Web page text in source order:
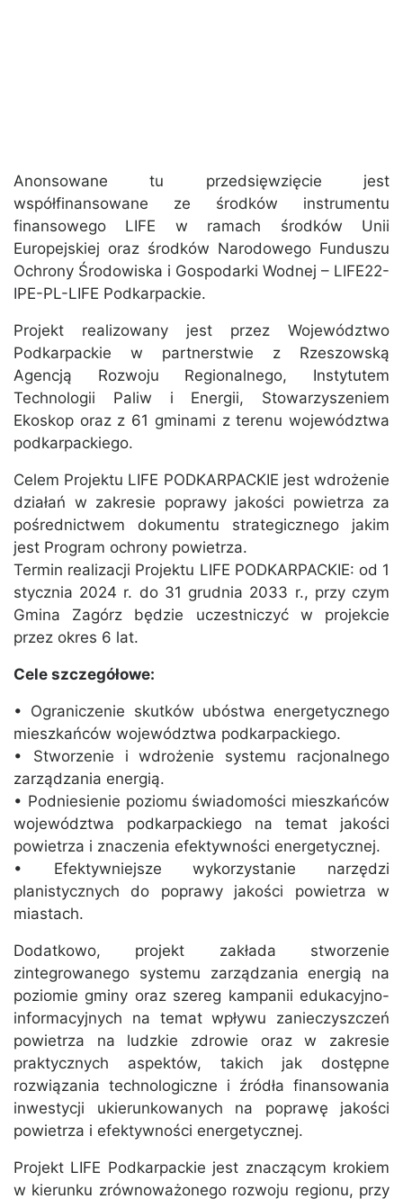
Anonsowane tu przedsięwzięcie jest
współfinansowane ze środków instrumentu
finansowego LIFE w ramach środków Unii
Europejskiej oraz środków Narodowego Funduszu
Ochrony Środowiska i Gospodarki Wodnej – LIFE22-
IPE-PL-LIFE Podkarpackie.
Projekt realizowany jest przez Województwo
Podkarpackie w partnerstwie z Rzeszowską
Agencją Rozwoju Regionalnego, Instytutem
Technologii Paliw i Energii, Stowarzyszeniem
Ekoskop oraz z 61 gminami z terenu województwa
podkarpackiego.
Celem Projektu LIFE PODKARPACKIE jest wdrożenie
działań w zakresie poprawy jakości powietrza za
pośrednictwem dokumentu strategicznego jakim
jest Program ochrony powietrza.
Termin realizacji Projektu LIFE PODKARPACKIE: od 1
stycznia 2024 r. do 31 grudnia 2033 r., przy czym
Gmina Zagórz będzie uczestniczyć w projekcie
przez okres 6 lat.
Cele szczegółowe:
• Ograniczenie skutków ubóstwa energetycznego
mieszkańców województwa podkarpackiego.
• Stworzenie i wdrożenie systemu racjonalnego
zarządzania energią.
• Podniesienie poziomu świadomości mieszkańców
województwa podkarpackiego na temat jakości
powietrza i znaczenia efektywności energetycznej.
• Efektywniejsze wykorzystanie narzędzi
planistycznych do poprawy jakości powietrza w
miastach.
Dodatkowo, projekt zakłada stworzenie
zintegrowanego systemu zarządzania energią na
poziomie gminy oraz szereg kampanii edukacyjno-
informacyjnych na temat wpływu zanieczyszczeń
powietrza na ludzkie zdrowie oraz w zakresie
praktycznych aspektów, takich jak dostępne
rozwiązania technologiczne i źródła finansowania
inwestycji ukierunkowanych na poprawę jakości
powietrza i efektywności energetycznej.
Projekt LIFE Podkarpackie jest znaczącym krokiem
w kierunku zrównoważonego rozwoju regionu, przy